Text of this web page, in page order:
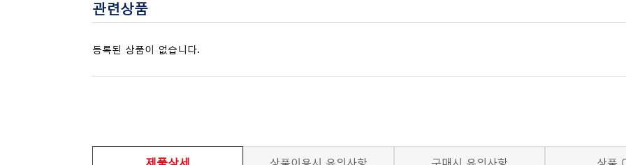
관련상품
등록된 상품이 없습니다.
제품상세 상품이용시 유의사항 구매시 유의사항 상품